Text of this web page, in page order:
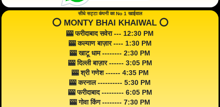
सीधे सट्टा कंपनी का No 1 खाईवाल
⭕️ MONTY BHAI KHAIWAL ⭕️
🎰 फरीदाबाद सवेरा --- 12:30 PM
🎰 कल्याण बाज़ार ---- 1:30 PM
🎰 खाटू धाम -------- 2:30 PM
🎰 दिल्ली बाज़ार ------ 3:05 PM
🎰 श्री गणेश ------ 4:35 PM
🎰 करनाल ---------- 5:30 PM
🎰 फरीदाबाद --------- 6:05 PM
🎰 गोवा किंग -------- 7:30 PM